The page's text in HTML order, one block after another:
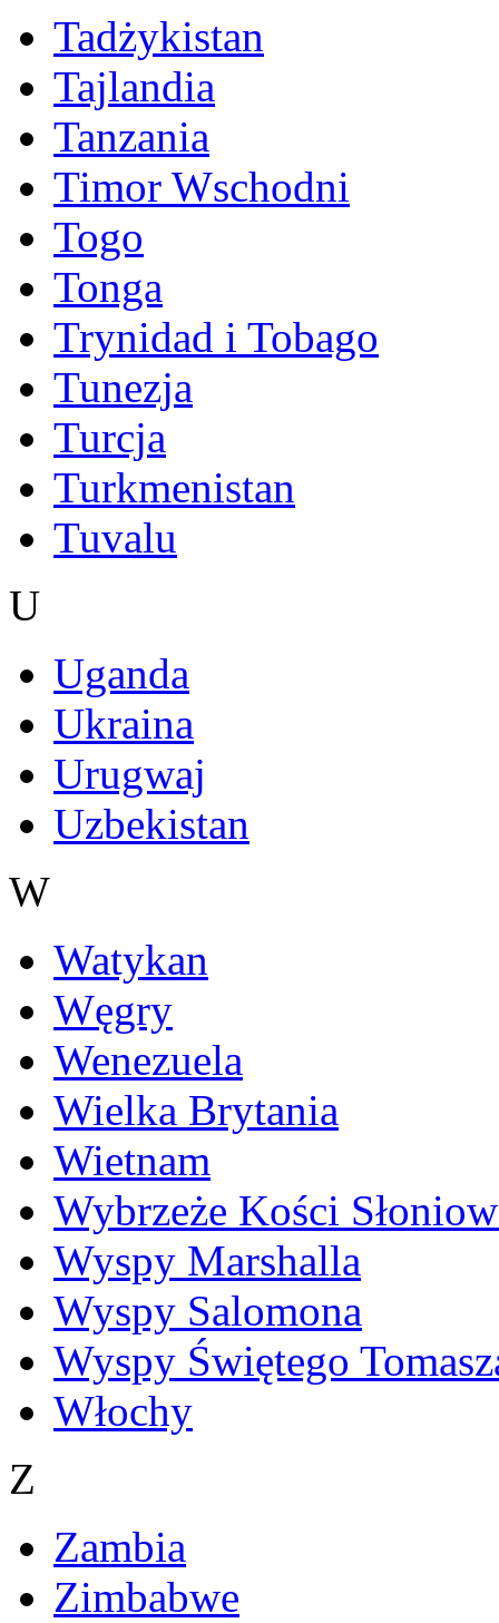
Tadżykistan
Tajlandia
Tanzania
Timor Wschodni
Togo
Tonga
Trynidad i Tobago
Tunezja
Turcja
Turkmenistan
Tuvalu
U
Uganda
Ukraina
Urugwaj
Uzbekistan
W
Watykan
Węgry
Wenezuela
Wielka Brytania
Wietnam
Wybrzeże Kości
Wyspy Marshalla
Wyspy Salomona
Wyspy Świętego
Włochy
Z
Zambia
Zimbabwe